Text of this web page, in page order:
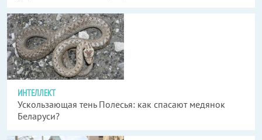
ИНТЕЛЛЕКТ
Ускользающая тень Полесья: как спасают медянок
Беларуси?